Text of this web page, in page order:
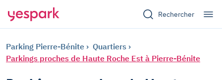
Rechercher
Parking Pierre-Bénite
Quartiers
Parkings proches de Haute Roche Est à Pierre-Bénite